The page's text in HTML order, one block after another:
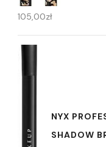
105,00zł
NYX
SHADOW